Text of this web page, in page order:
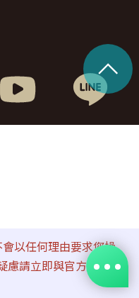
以任何理由要求您操
慮請立即與官方客服
^